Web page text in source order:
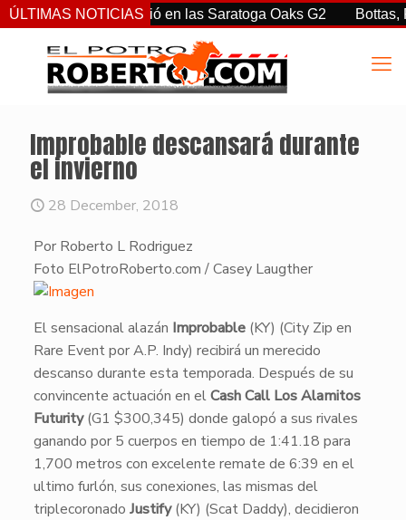
ÚLTIMAS NOTICIAS
Jr. sorprendió en las Saratoga Oaks G2 Bottas,
Improbable descansará durante
el invierno
28 December, 2018
Por Roberto L Rodriguez
Foto ElPotroRoberto.com / Casey Laugther
El sensacional alazán Improbable(KY) (City Zip en
Rare Event por A.P. Indy) recibirá un merecido
descanso durante esta temporada. Después de su
convincente actuación en elCash Call Los Alamitos
Futurity(G1 $300,345) donde galopó a sus rivales
ganando por 5 cuerpos en tiempo de 1:41.18 para
1,700 metros con excelente remate de 6:39 en el
ultimo furlón, sus conexiones, las mismas del
triplecoronado Justify(KY) (Scat Daddy), decidieron